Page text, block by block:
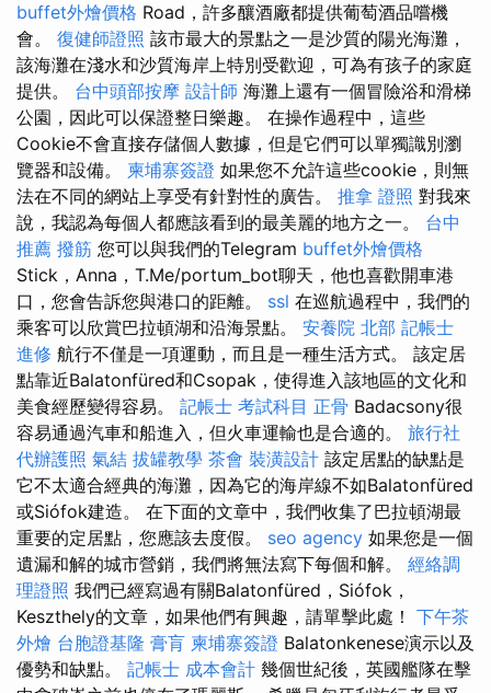
buffet外燴價格 Road，許多釀酒廠都提供葡萄酒品嚐機
會。 復健師證照 該市最大的景點之一是沙質的陽光海灘，
該海灘在淺水和沙質海岸上特別受歡迎，可為有孩子的家庭
提供。 台中頭部按摩 設計師 海灘上還有一個冒險浴和滑梯
公園，因此可以保證整日樂趣。 在操作過程中，這些
Cookie不會直接存儲個人數據，但是它們可以單獨識別瀏
覽器和設備。 柬埔寨簽證 如果您不允許這些cookie，則無
法在不同的網站上享受有針對性的廣告。 推拿 證照 對我來
說，我認為每個人都應該看到的最美麗的地方之一。 台中
推薦 撥筋 您可以與我們的Telegram buffet外燴價格
Stick，Anna，T.Me/portum_bot聊天，他也喜歡開車港
口，您會告訴您與港口的距離。 ssl 在巡航過程中，我們的
乘客可以欣賞巴拉頓湖和沿海景點。 安養院 北部 記帳士
進修 航行不僅是一項運動，而且是一種生活方式。 該定居
點靠近Balatonfüred和Csopak，使得進入該地區的文化和
美食經歷變得容易。 記帳士 考試科目 正骨 Badacsony很
容易通過汽車和船進入，但火車運輸也是合適的。 旅行社
代辦護照 氣結 拔罐教學 茶會 裝潢設計 該定居點的缺點是
它不太適合經典的海灘，因為它的海岸線不如Balatonfüred
或Siófok建造。 在下面的文章中，我們收集了巴拉頓湖最
重要的定居點，您應該去度假。 seo agency 如果您是一個
遺漏和解的城市營銷，我們將無法寫下每個和解。 經絡調
理證照 我們已經寫過有關Balatonfüred，Siófok，
Keszthely的文章，如果他們有興趣，請單擊此處！ 下午茶
外燴 台胞證基隆 膏肓 柬埔寨簽證 Balatonkenese演示以及
優勢和缺點。 記帳士 成本會計 幾個世紀後，英國艦隊在擊